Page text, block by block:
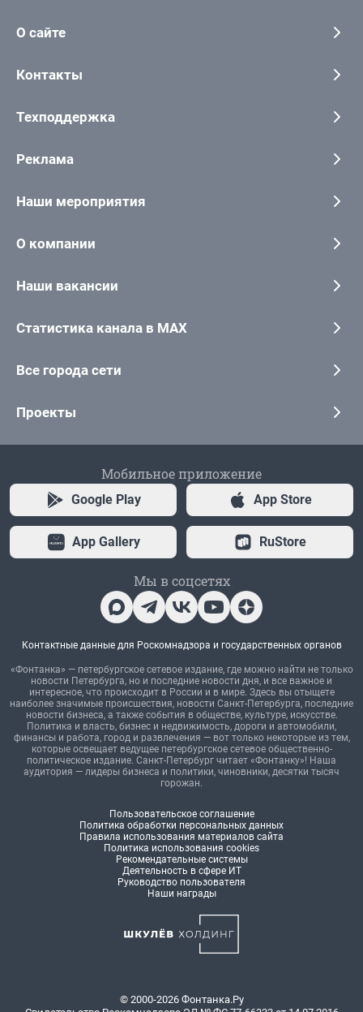
О сайте
Контакты
Техподдержка
Реклама
Наши мероприятия
О компании
Наши вакансии
Статистика канала в MAX
Все города сети
Проекты
Мобильное приложение
Google Play App Store
App Gallery RuStore
Мы в соцсетях
Контактные данные для Роскомнадзора и государственных органов
«Фонтанка» — петербургское сетевое издание, где можно найти не только
новости Петербурга, но и последние новости дня, и все важное и
интересное, что происходит в России и в мире. Здесь вы отыщете
наиболее значимые происшествия, новости Санкт-Петербурга, последние
новости бизнеса, а также события в обществе, культуре, искусстве.
Политика и власть, бизнес и недвижимость, дороги и автомобили,
финансы и работа, город и развлечения — вот только некоторые из тем,
которые освещает ведущее петербургское сетевое общественно-
политическое издание. Санкт-Петербург читает «Фонтанку»! Наша
аудитория — лидеры бизнеса и политики, чиновники, десятки тысяч
горожан.
Пользовательское соглашение
Политика обработки персональных данных
Правила использования материалов сайта
Политика использования cookies
Рекомендательные системы
Деятельность в сфере ИТ
Руководство пользователя
Наши награды
© 2000-2026 Фонтанка.Ру